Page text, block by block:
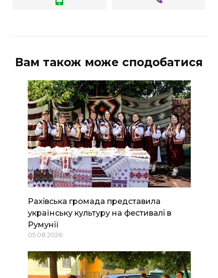
Вам також може сподобатися
Рахівська громада представила
українську культуру на фестивалі в
Румунії
05.08.2026